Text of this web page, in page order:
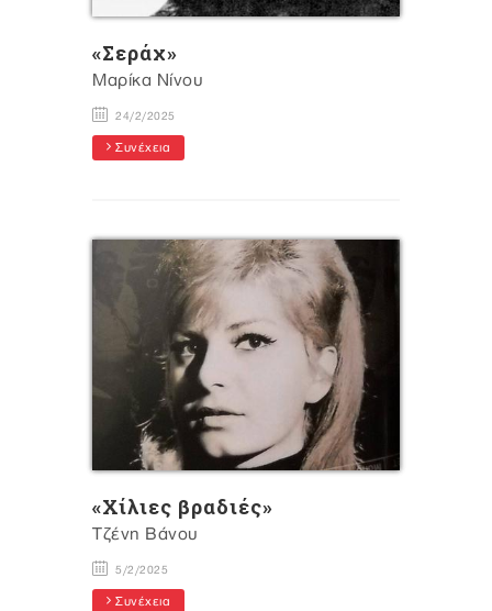
«Σεράχ»
Μαρίκα Νίνου
24/2/2025
Συνέχεια
«Χίλιες βραδιές»
Τζένη Βάνου
5/2/2025
Συνέχεια